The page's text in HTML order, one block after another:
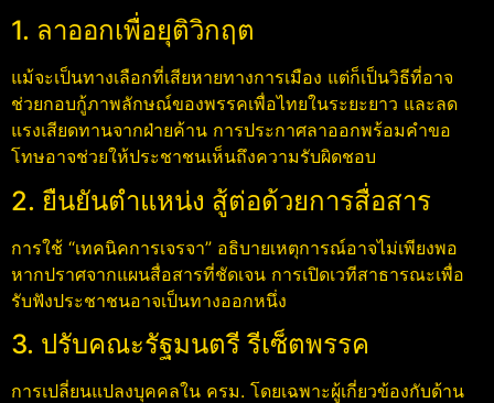
1. ลาออกเพื่อยุติวิกฤต
แม้จะเป็นทางเลือกที่เสียหายทางการเมือง แต่ก็เป็นวิธีที่อาจ
ช่วยกอบกู้ภาพลักษณ์ของพรรคเพื่อไทยในระยะยาว และลด
แรงเสียดทานจากฝ่ายค้าน การประกาศลาออกพร้อมคำขอ
โทษอาจช่วยให้ประชาชนเห็นถึงความรับผิดชอบ
2. ยืนยันตำแหน่ง สู้ต่อด้วยการสื่อสาร
การใช้ “เทคนิคการเจรจา” อธิบายเหตุการณ์อาจไม่เพียงพอ
หากปราศจากแผนสื่อสารที่ชัดเจน การเปิดเวทีสาธารณะเพื่อ
รับฟังประชาชนอาจเป็นทางออกหนึ่ง
3. ปรับคณะรัฐมนตรี รีเซ็ตพรรค
การเปลี่ยนแปลงบุคคลใน ครม. โดยเฉพาะผู้เกี่ยวข้องกับด้าน